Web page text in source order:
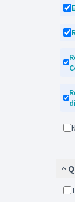
Retenue pour le prochain
Réponse du Conseil municipal